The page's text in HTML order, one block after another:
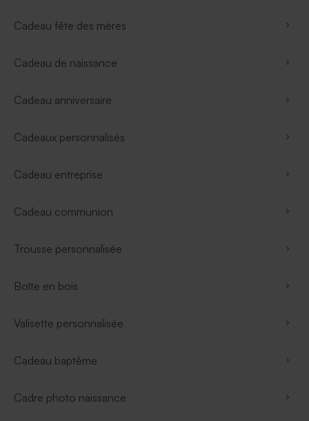
Cadeau fête des mères
Cadeau de naissance
Cadeau anniversaire
Cadeaux personnalisés
Cadeau entreprise
Cadeau communion
Trousse personnalisée
Boîte en bois
Valisette personnalisée
Cadeau baptême
Cadre photo naissance